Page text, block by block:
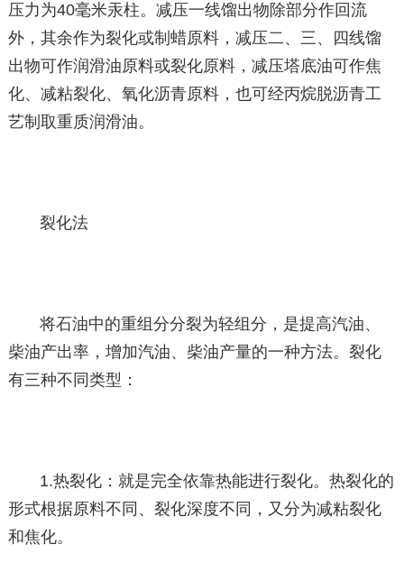
压力为40毫米汞柱。减压一线馏出物除部分作回流
外，其余作为裂化或制蜡原料，减压二、三、四线馏
出物可作润滑油原料或裂化原料，减压塔底油可作焦
化、减粘裂化、氧化沥青原料，也可经丙烷脱沥青工
艺制取重质润滑油。
裂化法
将石油中的重组分分裂为轻组分，是提高汽油、
柴油产出率，增加汽油、柴油产量的一种方法。裂化
有三种不同类型：
1.热裂化：就是完全依靠热能进行裂化。热裂化的
形式根据原料不同、裂化深度不同，又分为减粘裂化
和焦化。